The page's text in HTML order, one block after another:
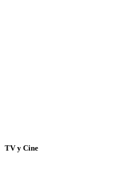
TV y Cine